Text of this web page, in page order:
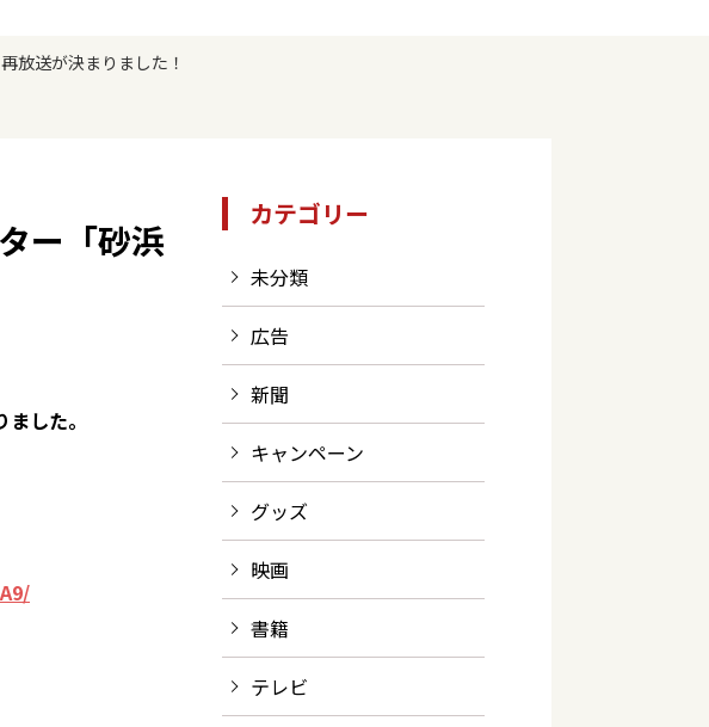
放送が決まりました！
ー「砂浜
した。
カテゴリー
未分類
広告
新聞
キャンペーン
グッズ
映画
書籍
テレビ